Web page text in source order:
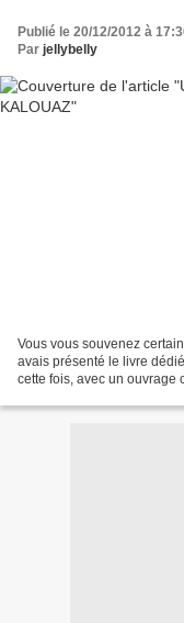
Publié le 20/12/2012 à
Par jellybelly
Vous vous souvenez
avais présenté le livre
cette fois, avec un ouvrage